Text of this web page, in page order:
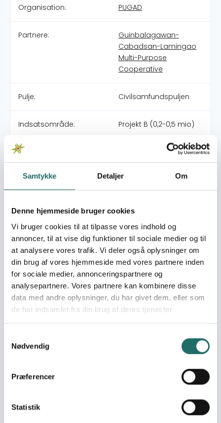
Samtykke Detaljer Om
Denne hjemmeside bruger cookies
Vi bruger cookies til at tilpasse vores indhold og
annoncer, til at vise dig funktioner til sociale medier og til
at analysere vores trafik. Vi deler også oplysninger om
din brug af vores hjemmeside med vores partnere inden
for sociale medier, annonceringspartnere og
analysepartnere. Vores partnere kan kombinere disse
data med andre oplysninger, du har givet dem, eller som
de har indsamlet fra din brug af deres tjenester.
Nødvendig
Præferencer
Statistik
Organisation: PUGAD
Partnere:
Guinbalagawan-
Cabadsan-Lamingao
Multi-Purpose
Cooperative
Pulje: Civilsamfundspuljen
Indsatsområde: Projekt B (0,2-0,5 mio)
Indsatser foregår i:
Overordnede mål
varetage fiskernes levevilkår og gennem
fortalervirksomhed give dem samfundsrettigheder
Umiddelbare mål
Fiskerne organiserer sig, sætter sig mål, arbejdsdeling,
kurser/seminar gennemførelse, i et åbent og
demokratisk kooperativ
Målgrupper
70 medlemmer, hvoraf 8 er kvinder i dag. Samlet at
Resume
fiskeriprojekt (krabber), hvor ca. 60 familier deltager fra
tre, små fiskerlandsbyer på Samar. Hovedproblemet er
mellemmænd, Gennem et kooperativ med eget udstyr,